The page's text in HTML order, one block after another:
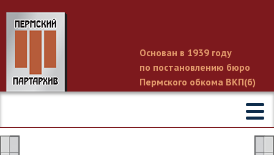
Основан в 1939 году
по постановлению бюро
Пермского обкома ВКП(б)